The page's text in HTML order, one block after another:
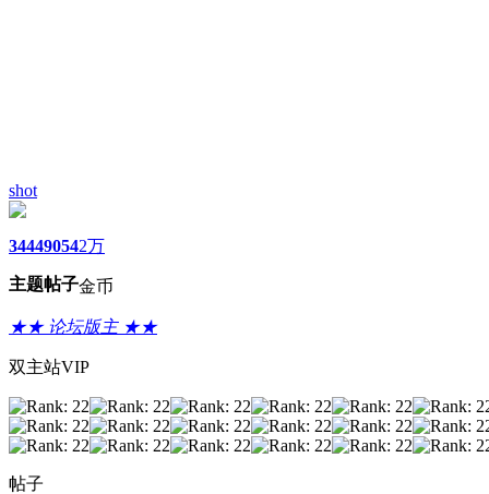
shot
3444
主题
9054
帖子
2万
金币
★★ 论坛版主 ★★
双主站VIP
帖子